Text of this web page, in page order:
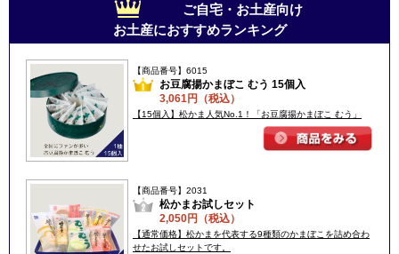
ご自宅・お土産向け
お土産におすすめランキング
【商品番号】6015
お豆腐揚かまぼこ むう 15個入
3,061円（税込）
【15個入】松かま人気No.1！「お豆腐揚かまぼこ むう」
【商品番号】2031
松かまお試しセット
2,050円（税込）
【通常価格】松かまを代表する9種類のかまぼこを詰め合わ
せたお試しセットです。